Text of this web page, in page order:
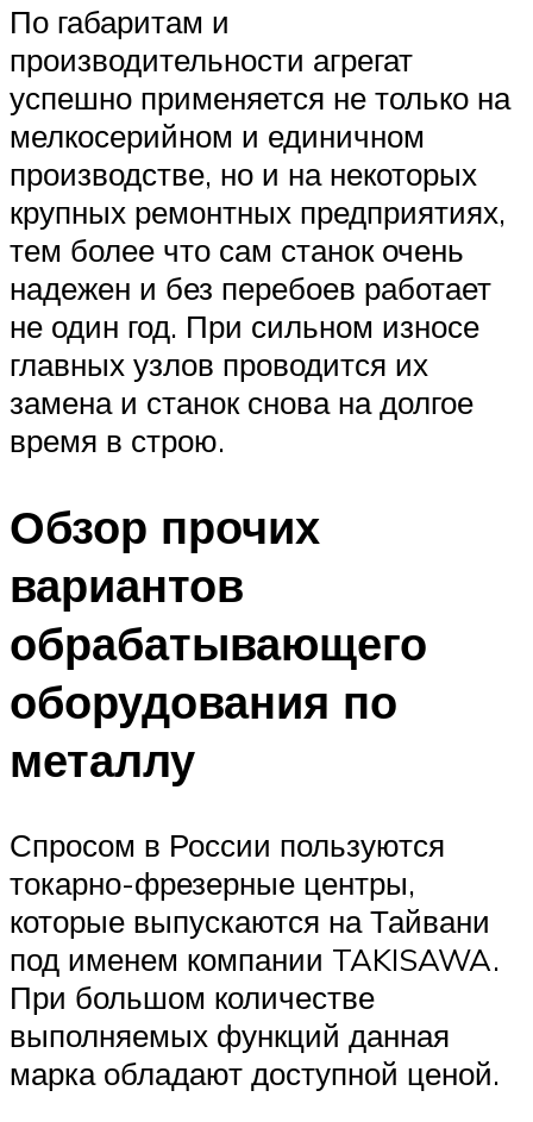
По габаритам и
производительности агрегат
успешно применяется не только на
мелкосерийном и единичном
производстве, но и на некоторых
крупных ремонтных предприятиях,
тем более что сам станок очень
надежен и без перебоев работает
не один год. При сильном износе
главных узлов проводится их
замена и станок снова на долгое
время в строю.
Обзор прочих
вариантов
обрабатывающего
оборудования по
металлу
Спросом в России пользуются
токарно-фрезерные центры,
которые выпускаются на Тайвани
под именем компании TAKISAWA.
При большом количестве
выполняемых функций данная
марка обладают доступной ценой.